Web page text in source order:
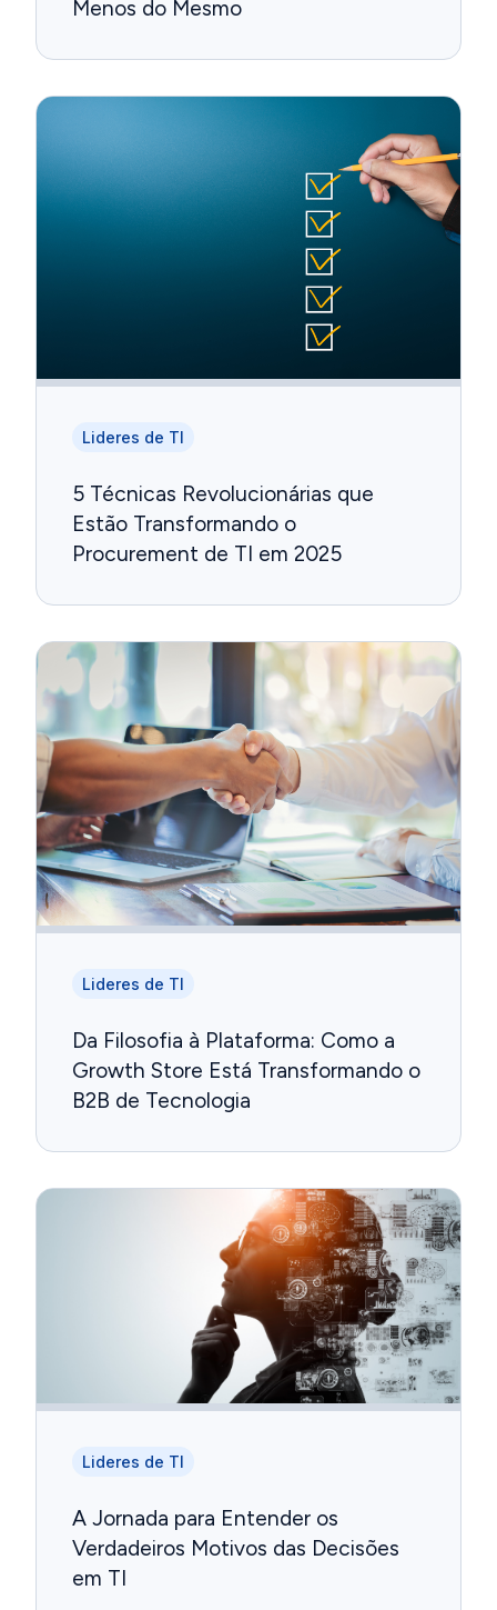
Menos do Mesmo
Lideres de TI
5 Técnicas Revolucionárias que
Estão Transformando o
Procurement de TI em 2025
Lideres de TI
Da Filosofia à Plataforma: Como a
Growth Store Está Transformando o
B2B de Tecnologia
Lideres de TI
A Jornada para Entender os
Verdadeiros Motivos das Decisões
em TI